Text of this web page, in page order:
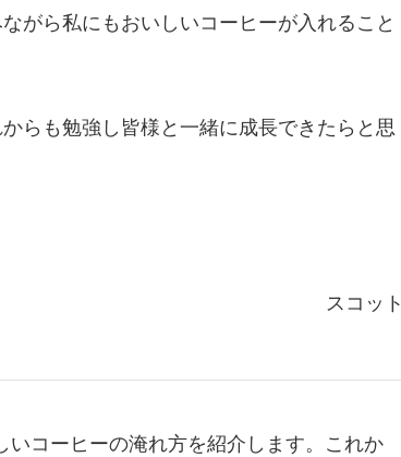
がら私にもおいしいコーヒーが入れること
らも勉強し皆様と一緒に成長できたらと思
スコット
いコーヒーの淹れ方を紹介します。これか